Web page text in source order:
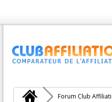
Forum Club